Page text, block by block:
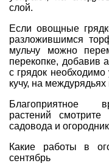
слой.
Если овощные
разложившимся
мульчу можно
перекопке, добавив
с грядок
кучу, на
Благоприятное
растений
садовода и
Какие работы в
сентябрь